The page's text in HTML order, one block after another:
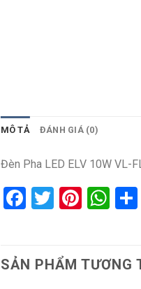
MÔ TẢ ĐÁNH GIÁ (0)
Đèn Pha LED ELV 10W VL-
Facebook
Twitter
SẢN PHẨM TƯƠNG